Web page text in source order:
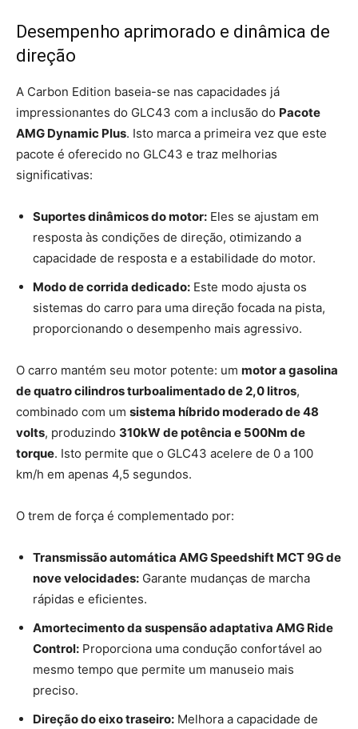
Desempenho aprimorado e dinâmica de
direção
A Carbon Edition baseia-se nas capacidades já
impressionantes do GLC43 com a inclusão do Pacote
AMG Dynamic Plus. Isto marca a primeira vez que este
pacote é oferecido no GLC43 e traz melhorias
significativas:
Suportes dinâmicos do motor: Eles se ajustam em
resposta às condições de direção, otimizando a
capacidade de resposta e a estabilidade do motor.
Modo de corrida dedicado: Este modo ajusta os
sistemas do carro para uma direção focada na pista,
proporcionando o desempenho mais agressivo.
O carro mantém seu motor potente: um motor a gasolina
de quatro cilindros turboalimentado de 2,0 litros,
combinado com um sistema híbrido moderado de 48
volts, produzindo 310kW de potência e 500Nm de
torque. Isto permite que o GLC43 acelere de 0 a 100
km/h em apenas 4,5 segundos.
O trem de força é complementado por:
Transmissão automática AMG Speedshift MCT 9G de
nove velocidades: Garante mudanças de marcha
rápidas e eficientes.
Amortecimento da suspensão adaptativa AMG Ride
Control: Proporciona uma condução confortável ao
mesmo tempo que permite um manuseio mais
preciso.
Direção do eixo traseiro: Melhora a capacidade de